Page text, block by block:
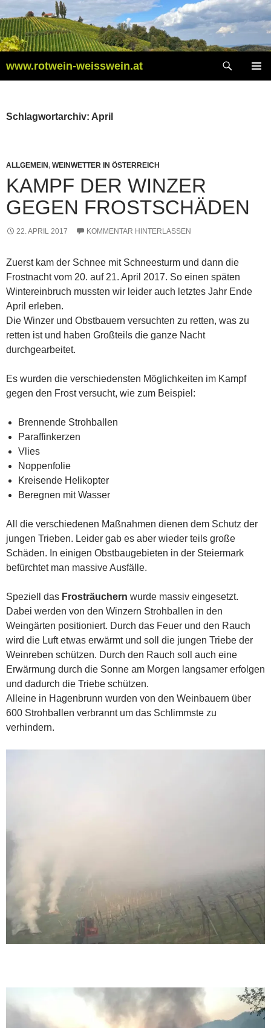
Inhalt
springen
www.rotwein-weisswein.at
Schlagwortarchiv: April
ALLGEMEIN , WEINWETTER IN ÖSTERREICH
KAMPF DER WINZER
GEGEN FROSTSCHÄDEN
22. APRIL 2017 KOMMENTAR HINTERLASSEN
Zuerst kam der Schnee mit Schneesturm und dann die
Frostnacht vom 20. auf 21. April 2017. So einen späten
Wintereinbruch mussten wir leider auch letztes Jahr Ende
April erleben.
Die Winzer und Obstbauern versuchten zu retten, was zu
retten ist und haben Großteils die ganze Nacht
durchgearbeitet.
Es wurden die verschiedensten Möglichkeiten im Kampf
gegen den Frost versucht, wie zum Beispiel:
Brennende Strohballen
Paraffinkerzen
Vlies
Noppenfolie
Kreisende Helikopter
Beregnen mit Wasser
All die verschiedenen Maßnahmen dienen dem Schutz der
jungen Trieben. Leider gab es aber wieder teils große
Schäden. In einigen Obstbaugebieten in der Steiermark
befürchtet man massive Ausfälle.
Speziell das Frosträuchern wurde massiv eingesetzt.
Dabei werden von den Winzern Strohballen in den
Weingärten positioniert. Durch das Feuer und den Rauch
wird die Luft etwas erwärmt und soll die jungen Triebe der
Weinreben schützen. Durch den Rauch soll auch eine
Erwärmung durch die Sonne am Morgen langsamer erfolgen
und dadurch die Triebe schützen.
Alleine in Hagenbrunn wurden von den Weinbauern über
600 Strohballen verbrannt um das Schlimmste zu
verhindern.